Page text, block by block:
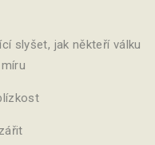
slyšet, jak někteří válku